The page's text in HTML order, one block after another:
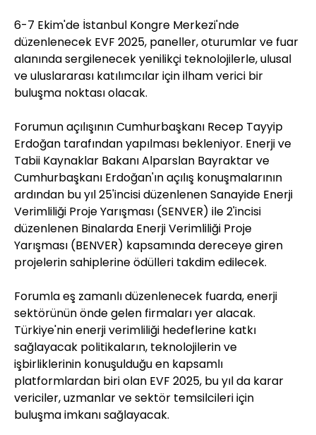
6-7 Ekim'de İstanbul Kongre Merkezi'nde
düzenlenecek EVF 2025, paneller, oturumlar ve fuar
alanında sergilenecek yenilikçi teknolojilerle, ulusal
ve uluslararası katılımcılar için ilham verici bir
buluşma noktası olacak.
Forumun açılışının Cumhurbaşkanı Recep Tayyip
Erdoğan tarafından yapılması bekleniyor. Enerji ve
Tabii Kaynaklar Bakanı Alparslan Bayraktar ve
Cumhurbaşkanı Erdoğan'ın açılış konuşmalarının
ardından bu yıl 25'incisi düzenlenen Sanayide Enerji
Verimliliği Proje Yarışması (SENVER) ile 2'incisi
düzenlenen Binalarda Enerji Verimliliği Proje
Yarışması (BENVER) kapsamında dereceye giren
projelerin sahiplerine ödülleri takdim edilecek.
Forumla eş zamanlı düzenlenecek fuarda, enerji
sektörünün önde gelen firmaları yer alacak.
Türkiye'nin enerji verimliliği hedeflerine katkı
sağlayacak politikaların, teknolojilerin ve
işbirliklerinin konuşulduğu en kapsamlı
platformlardan biri olan EVF 2025, bu yıl da karar
vericiler, uzmanlar ve sektör temsilcileri için
buluşma imkanı sağlayacak.